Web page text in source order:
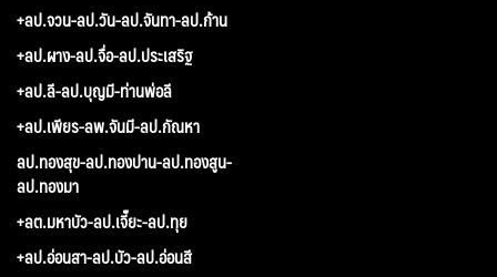
+ลป.จวน-ลป.วัน-ลป.จันทา-ลป.ก้าน
+ลป.ผาง-ลป.จื่อ-ลป.ประเสริฐ
+ลป.ลี-ลป.บุญมี-ท่านพ่อลี
+ลป.เพียร-ลพ.จันมี-ลป.กัณหา
ลป.ทองสุข-ลป.ทองปาน-ลป.ทองสูน-
ลป.ทองมา
+ลต.มหาบัว-ลป.เจี๊ยะ-ลป.ทุย
+ลป.อ่อนสา-ลป.บัว-ลป.อ่อนสี